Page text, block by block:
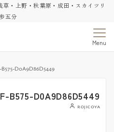
・上野・秋葉原・成田・スカイツリ
五分
Menu
D0A9D86D5449
B575-D0A9D86D5449
rojicoya